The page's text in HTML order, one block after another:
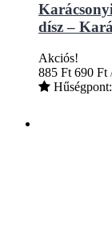
dísz –
Akciós!
885 Ft 690 Ft
Hűségpont: